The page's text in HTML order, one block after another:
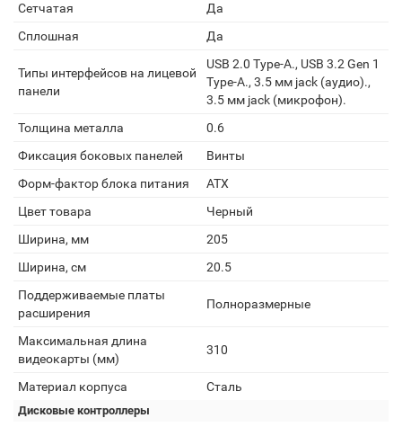
Сетчатая
Да
Сплошная
Да
Типы интерфейсов на лицевой
панели
USB 2.0 Type-A., USB 3.2 Gen 1
Type-A., 3.5 мм jack (аудио).,
3.5 мм jack (микрофон).
Толщина металла
0.6
Фиксация боковых панелей
Винты
Форм-фактор блока питания
ATX
Цвет товара
Черный
Ширина, мм
205
Ширина, см
20.5
Поддерживаемые платы
расширения
Полноразмерные
Максимальная длина
видеокарты (мм)
310
Материал корпуса Сталь
Дисковые контроллеры